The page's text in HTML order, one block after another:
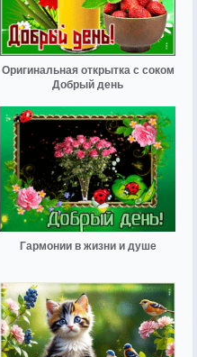
Оригинальная открытка с соком
Добрый день
Гармонии в жизни и душе